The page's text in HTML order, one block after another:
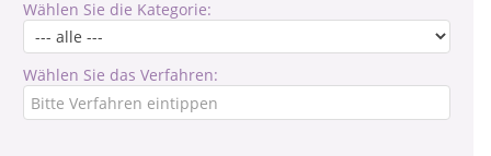
Wählen Sie die Kategorie:
Wählen Sie das Verfahren: